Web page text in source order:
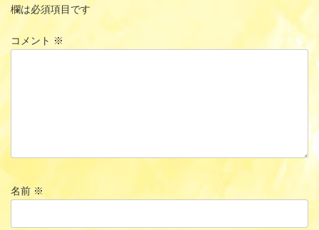
欄は必須項目です
コメント ※
名前※